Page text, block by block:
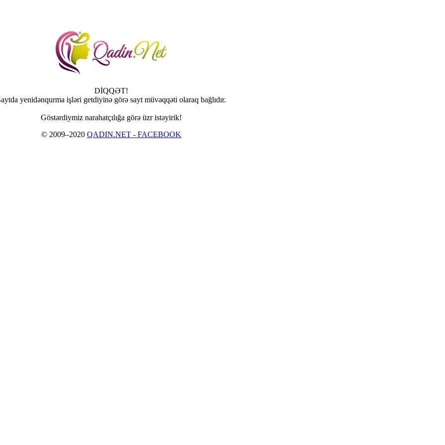
DİQQƏT!
yenidənqurma işləri getdiyinə görə sayt müvəqqəti olaraq bağlıdır.
Göstərdiymiz narahatçılığa görə üzr istəyirik!
© 2009–2020 QADIN.NET - FACEBOOK